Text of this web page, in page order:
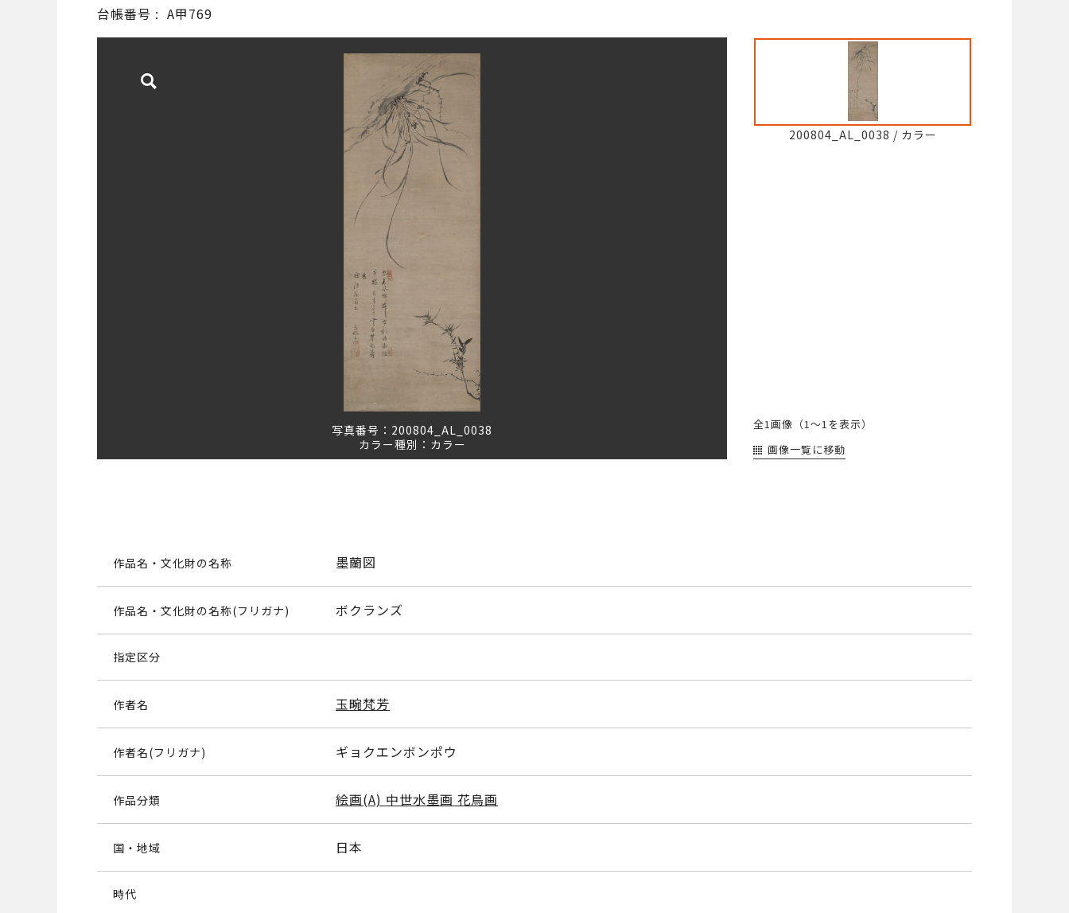
台帳番号 A甲769
写真番号： 200804_AL_0038
カラー種別： カラー
200804_AL_0038 / カラー
全1画像（1～1 を表示）
画像一覧に移動
作品名・文化財の名称 墨蘭図
作品名・文化財の名称(フリガナ) ボクランズ
指定区分
作者名 玉畹梵芳
作者名(フリガナ) ギョクエンボンポウ
作品分類 絵画(A) 中世水墨画 花鳥画
国・地域 日本
時代